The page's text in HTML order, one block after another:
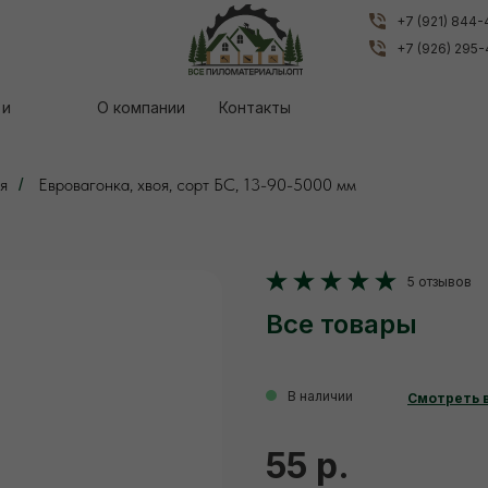
Контакты
О компании
+7 (921)
+7 (926)
Контакты
О компании
+7 (921)
+7 (926)
/ Евровагонка, хвоя, сорт БС, 13-90-5000 мм
Все товары
55 р.
В наличии Смотреть
5 отзывов